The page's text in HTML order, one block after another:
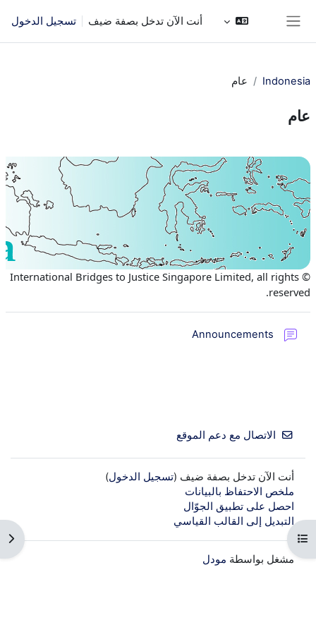
أنت الآن تدخل بصفة ضيف تسجيل الدخول
المقرر
Indonesia عام
عام
الخطوط العريضة للقسم
© International Bridges to Justice Singapore Limited, all rights
reserved.
Announcements
الاتصال مع دعم الموقع
أنت الآن تدخل بصفة ضيف (تسجيل الدخول)
ملخص الاحتفاظ بالبيانات
احصل على تطبيق الجوّال
التبديل إلى القالب القياسي
مشغل بواسطة مودل